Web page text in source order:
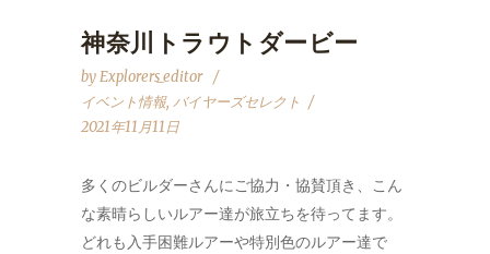
神奈川トラウトダービー
byExplorers_editor
イベント情報, バイヤーズセレクト
2021年11月11日
多くのビルダーさんにご協力・協賛頂き、こん
な素晴らしいルアー達が旅立ちを待ってます。
どれも入手困難ルアーや特別色のルアー達で